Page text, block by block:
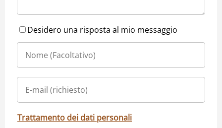
Desidero una risposta al mio messaggio
Trattamento dei dati personali